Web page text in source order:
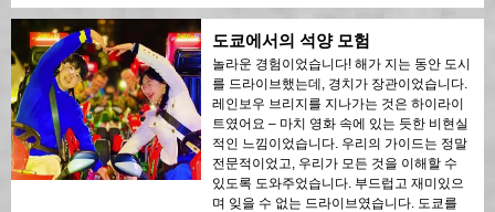
도쿄에서의 석양 모험
놀라운 경험이었습니다! 해가 지는 동안 도시
를 드라이브했는데, 경치가 장관이었습니다.
레인보우 브리지를 지나가는 것은 하이라이
트였어요 – 마치 영화 속에 있는 듯한 비현실
적인 느낌이었습니다. 우리의 가이드는 정말
전문적이었고, 우리가 모든 것을 이해할 수
있도록 도와주었습니다. 부드럽고 재미있으
며 잊을 수 없는 드라이브였습니다. 도쿄를